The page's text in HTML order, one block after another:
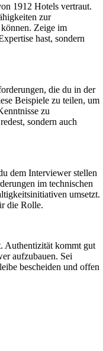
1912 Hotels vertraut.
zur
Zeige im
hast, sondern
die du in der
Beispiele zu teilen, um
zu
sondern auch
dem Interviewer stellen
im technischen
umsetzt.
die Rolle.
Authentizität kommt gut
aufzubauen. Sei
bescheiden und offen